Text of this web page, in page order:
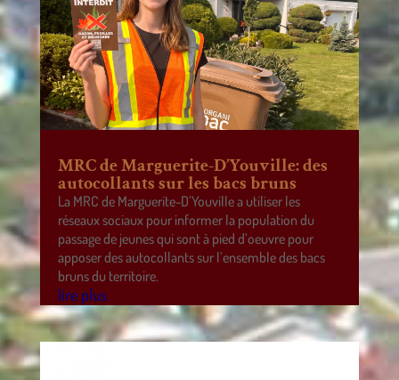
MRC de Marguerite-D’Youville: des
autocollants sur les bacs bruns
La MRC de Marguerite-D’Youville a utiliser les
réseaux sociaux pour informer la population du
passage de jeunes qui sont à pied d’oeuvre pour
apposer des autocollants sur l’ensemble des bacs
bruns du territoire.
lire plus